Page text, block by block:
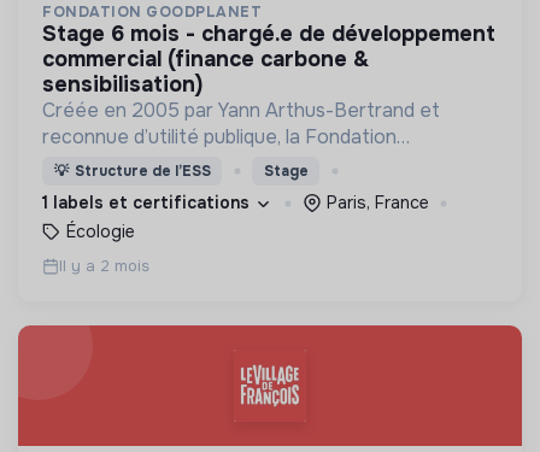
FONDATION GOODPLANET
stage 6 mois - chargé.e de développement
commercial (finance carbone &
sensibilisation)
Créée en 2005 par Yann Arthus-Bertrand et
reconnue d’utilité publique, la Fondation
GoodPlanet invite à s’émerveiller du Vivant pour
mieux le protéger.,
💡 Structure de l’ESS Stage
1 labels et certifications
Paris, France
Écologie
Il y a 2 mois